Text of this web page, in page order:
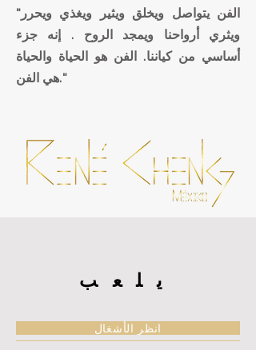
"الفن يتواصل ويخلق ويثير ويغذي ويحرر
ويثري أرواحنا ويمجد
الروح
. إنه جزء
أساسي من كياننا. الفن هو الحياة والحياة
هي الفن."
يلعب
انظر الأشغال